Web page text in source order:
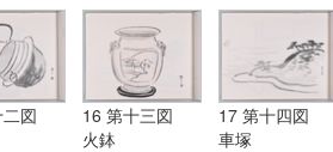
二図
16 第十三図
火鉢
17 第十四図
車塚